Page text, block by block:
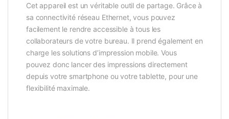
Cet appareil est un véritable outil de partage. Grâce à
sa connectivité réseau Ethernet, vous pouvez
facilement le rendre accessible à tous les
collaborateurs de votre bureau. Il prend également en
charge les solutions d’impression mobile. Vous
pouvez donc lancer des impressions directement
depuis votre smartphone ou votre tablette, pour une
flexibilité maximale.